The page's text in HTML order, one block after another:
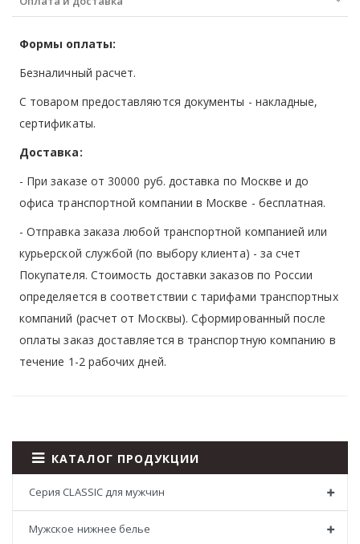
Формы оплаты:
Безналичный расчет.
С товаром предоставляются документы - накладные,
сертификаты.
Доставка:
- При заказе от 30000 руб. доставка по Москве и до
офиса транспортной компании в Москве - бесплатная.
- Отправка заказа любой транспортной компанией или
курьерской службой (по выбору клиента) - за счет
Покупателя. Стоимость доставки заказов по России
определяется в соответствии с тарифами транспортных
компаний (расчет от Москвы). Сформированный после
оплаты заказ доставляется в транспортную компанию в
течение 1-2 рабочих дней.
КАТАЛОГ ПРОДУКЦИИ
Серия CLASSIC для мужчин
Мужское нижнее белье